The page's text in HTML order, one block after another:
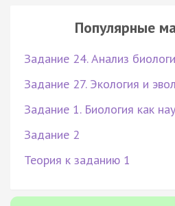
Популярные
Задание 24. Анализ
Задание 27. Экология и
Задание 1. Биология как
Задание 2
Теория к заданию 1